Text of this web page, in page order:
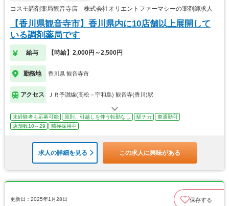
コスモ調剤薬局観音寺店 株式会社オリエントファーマシーの薬剤師求人
【香川県観音寺市】香川県内に10店舗以上展開して
いる調剤薬局です
給与 【時給】2,000円～2,500円
勤務地 香川県 観音寺市
アクセス ＪＲ予讃線(高松－宇和島) 観音寺(香川)駅
未経験者も応募可能 原則、引越しを伴う転勤なし 駅チカ
車通勤可
店舗数10～29
積極採用中
求人の詳細を見る この求人に興味がある
更新日：2025年1月28日 保存する